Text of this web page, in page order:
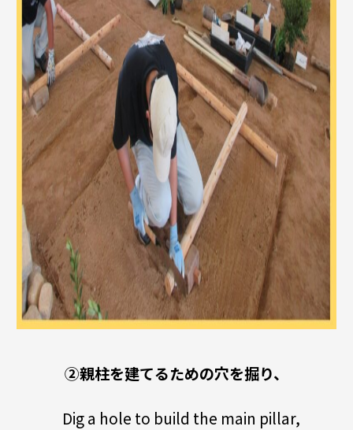
②親柱を建てるための穴を掘り、
Dig a hole to build the main pillar,